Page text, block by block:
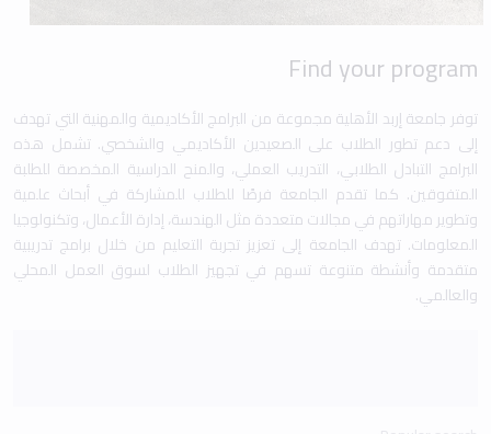
Find your program
توفر جامعة إربد الأهلية مجموعة من البرامج الأكاديمية والمهنية التي تهدف
إلى دعم تطور الطلاب على الصعيدين الأكاديمي والشخصي. تشمل هذه
البرامج التبادل الطلابي، التدريب العملي، والمنح الدراسية المخصصة للطلبة
المتفوقين. كما تقدم الجامعة فرصًا للطلاب للمشاركة في أبحاث علمية
وتطوير مهاراتهم في مجالات متعددة مثل الهندسة، إدارة الأعمال، وتكنولوجيا
المعلومات. تهدف الجامعة إلى تعزيز تجربة التعليم من خلال برامج تدريبية
متقدمة وأنشطة متنوعة تسهم في تجهيز الطلاب لسوق العمل المحلي
والعالمي.